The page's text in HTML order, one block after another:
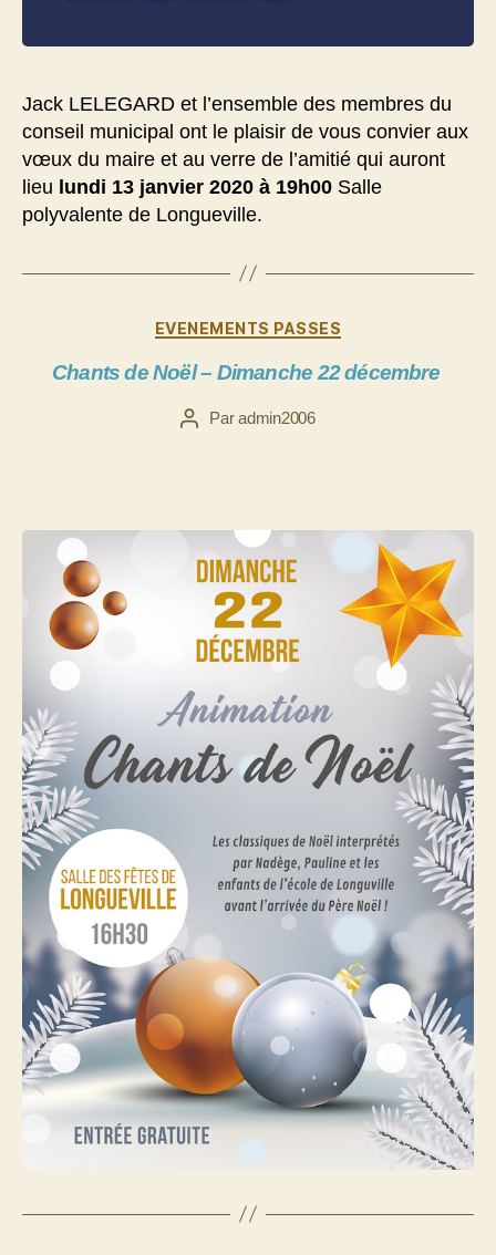
Jack LELEGARD et l’ensemble des membres du
conseil municipal ont le plaisir de vous convier aux
vœux du maire et au verre de l’amitié qui auront
lieu lundi 13 janvier 2020 à 19h00 Salle
polyvalente de Longueville.
Catégories
EVENEMENTS PASSES
Chants de Noël – Dimanche 22 décembre
Auteur
Paradmin2006